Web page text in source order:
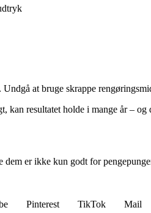
at bruge skrappe
resultatet holde i mange år –
er ikke kun godt for
Pinterest TikTok Mail